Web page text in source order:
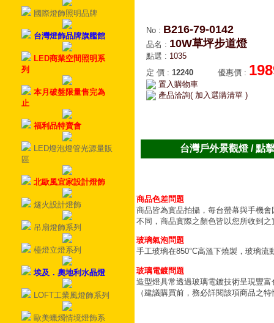
國際燈飾照明品牌
台灣燈飾品牌旗艦館
LED商業空間照明系
列
本月破盤限量售完為
止
福利品特賣會
LED燈泡燈管光源量販
區
北歐風宜家設計燈飾
燧火設計燈飾
吊扇燈飾系列
檯燈立燈系列
埃及．奧地利水晶燈
LOFT工業風燈飾系列
歐美蠟燭情境燈飾系
No : B216-79-0142
品名 : 10W草坪步道燈
點選 : 1035
定 價 : 12240 優惠價 :
置入購物車
產品洽詢( 加入選購清單 )
台灣戶外景觀燈 / 點
商品色差問題
商品皆為實品拍攝，每台螢幕與手機
不同，商品實際之顏色皆以您所收到之
玻璃氣泡問題
手工玻璃在850°C高溫下燒製，玻璃
玻璃電鍍問題
造型燈具常透過玻璃電鍍技術呈現豐
（建議購買前，務必詳閱該項商品之